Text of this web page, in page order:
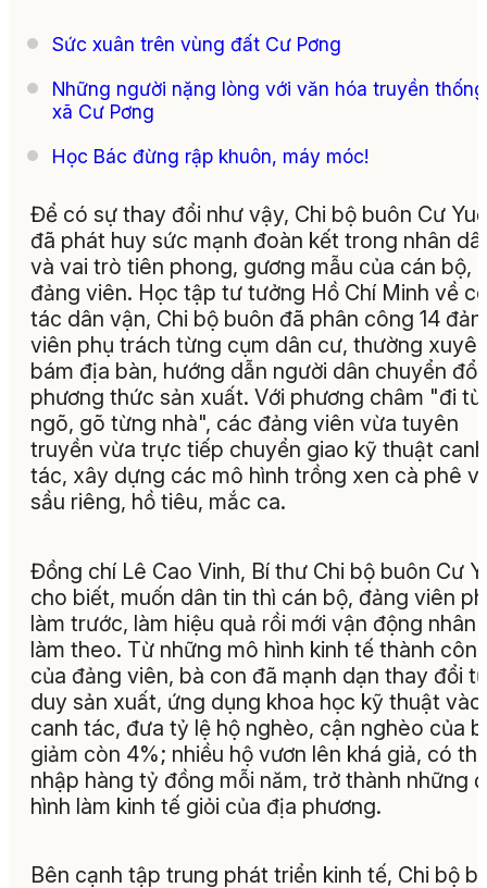
Sức xuân trên vùng đất Cư Pơng
Những người nặng lòng với văn hóa truyền
xã Cư Pơng
Học Bác đừng rập khuôn, máy móc!
Để có sự thay đổi như vậy, Chi bộ buôn Cư
đã phát huy sức mạnh đoàn kết trong nhân
và vai trò tiên phong, gương mẫu của cán bộ,
đảng viên. Học tập tư tưởng Hồ Chí Minh về
tác dân vận, Chi bộ buôn đã phân công 14
viên phụ trách từng cụm dân cư, thường
bám địa bàn, hướng dẫn người dân chuyển đổi
phương thức sản xuất. Với phương châm "đi
ngõ, gõ từng nhà", các đảng viên vừa tuyên
truyền vừa trực tiếp chuyển giao kỹ thuật canh
tác, xây dựng các mô hình trồng xen cà phê
sầu riêng, hồ tiêu, mắc ca.
Đồng chí Lê Cao Vinh, Bí thư Chi bộ buôn Cư
cho biết, muốn dân tin thì cán bộ, đảng viên
làm trước, làm hiệu quả rồi mới vận động nhân
làm theo. Từ những mô hình kinh tế thành
của đảng viên, bà con đã mạnh dạn thay đổi
duy sản xuất, ứng dụng khoa học kỹ thuật vào
canh tác, đưa tỷ lệ hộ nghèo, cận nghèo của
giảm còn 4%; nhiều hộ vươn lên khá giả, có
nhập hàng tỷ đồng mỗi năm, trở thành những
hình làm kinh tế giỏi của địa phương.
Bên cạnh tập trung phát triển kinh tế, Chi bộ